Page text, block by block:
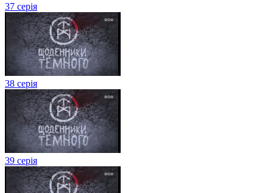
37 серія
38 серія
39 серія